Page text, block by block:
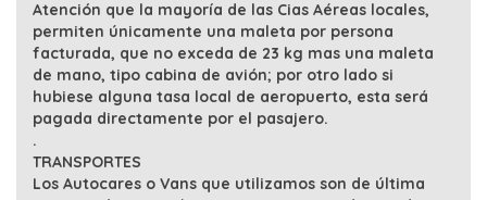
Atención que la mayoría de las Cias Aéreas locales,
permiten únicamente una maleta por persona
facturada, que no exceda de 23 kg mas una maleta
de mano, tipo cabina de avión; por otro lado si
hubiese alguna tasa local de aeropuerto, esta será
pagada directamente por el pasajero.
.
TRANSPORTES
Los Autocares o Vans que utilizamos son de última